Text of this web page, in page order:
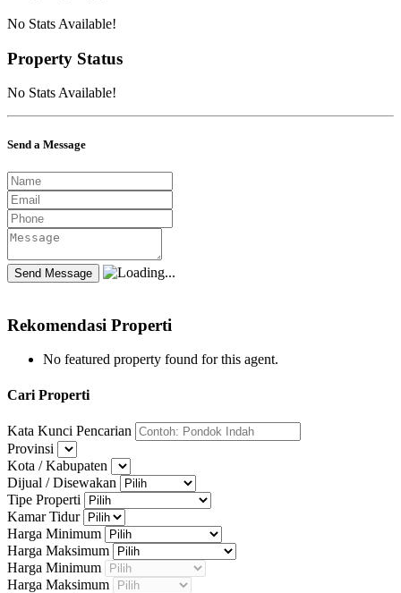
No Stats Available!
Property Status
No Stats Available!
Send a Message
Rekomendasi Properti
No featured property found for this agent.
Cari Properti
Kata Kunci Pencarian
Provinsi
Kota / Kabupaten
Dijual / Disewakan
Tipe Properti
Kamar Tidur
Harga Minimum
Harga Maksimum
Harga Minimum
Harga Maksimum